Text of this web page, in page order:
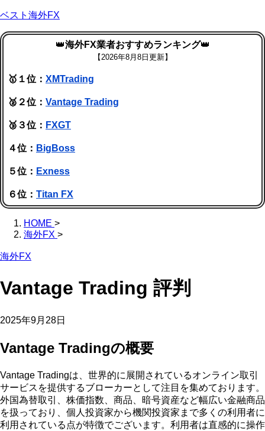
ベスト海外FX
👑海外FX業者おすすめランキング👑
【2026年8月8日更新】
🥇１位： XMTrading
🥈２位： Vantage Trading
🥉３位： FXGT
４位： BigBoss
５位： Exness
６位： Titan FX
HOME >
海外FX >
海外FX
Vantage Trading 評判
2025年9月28日
Vantage Tradingの概要
Vantage Tradingは、世界的に展開されているオンライン取引
サービスを提供するブローカーとして注目を集めております。
外国為替取引、株価指数、商品、暗号資産など幅広い金融商品
を扱っており、個人投資家から機関投資家まで多くの利用者に
利用されている点が特徴でございます。利用者は直感的に操作